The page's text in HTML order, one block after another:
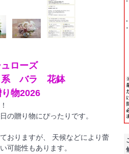
ローズ
系 バラ 花鉢
物2026
の贈り物にぴったりです。
おりますが、 天候などにより蕾
可能性もあります。